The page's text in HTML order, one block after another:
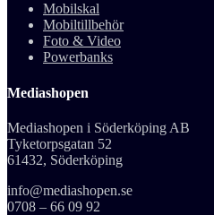
Mobilskal
Mobiltillbehör
Foto & Video
Powerbanks
Mediashopen
Mediashopen i Söderköping AB
Tyketorpsgatan 52
61432, Söderköping
info@mediashopen.se
0708 – 66 09 92